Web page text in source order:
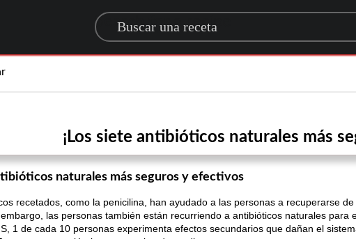
Search for a recipe
¡Los siete antibióticos naturales más
naturales más seguros y efectivos
recetados, como la penicilina, han ayudado a las personas a recuperarse
las personas también están recurriendo a antibióticos naturales para
1 de cada 10 personas experimenta efectos secundarios que dañan el